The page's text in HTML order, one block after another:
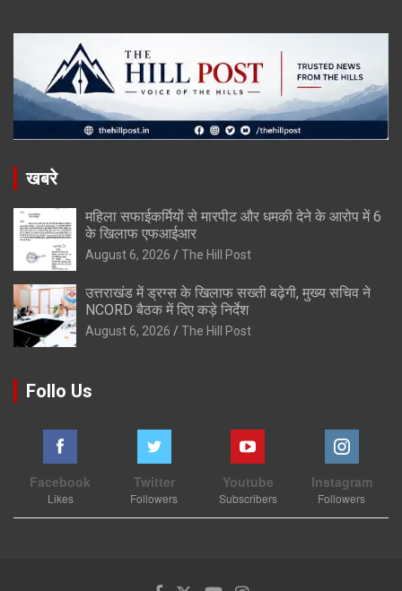
खबरे
महिला सफाईकर्मियों से मारपीट और धमकी देने के आरोप में 6
के खिलाफ एफआईआर
August 6, 2026 The Hill Post
उत्तराखंड में ड्रग्स के खिलाफ सख्ती बढ़ेगी, मुख्य सचिव ने
NCORD बैठक में दिए कड़े निर्देश
August 6, 2026 The Hill Post
Follo Us
Facebook
Likes
Twitter
Followers
Youtube
Subscribers
Instagram
Followers